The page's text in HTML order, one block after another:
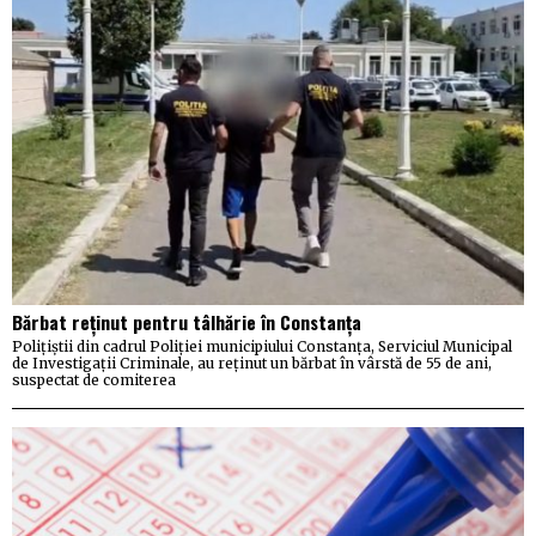
Bărbat reținut pentru tâlhărie în Constanța
Polițiștii din cadrul Poliției municipiului Constanța, Serviciul Municipal
de Investigații Criminale, au reținut un bărbat în vârstă de 55 de ani,
suspectat de comiterea